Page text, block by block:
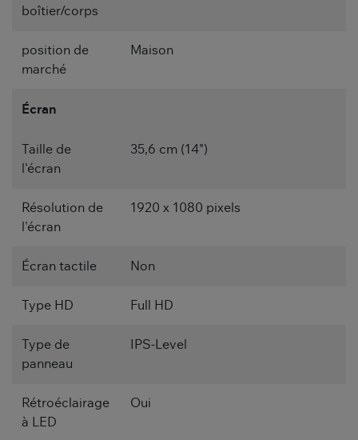
boîtier/corps
position de
marché
Maison
Écran
Taille de
l'écran
35,6 cm (14")
Résolution de
l'écran
1920 x 1080 pixels
Écran tactile Non
Type HD Full HD
Type de
panneau
IPS-Level
Rétroéclairage
à LED
Oui